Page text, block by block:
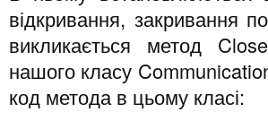
відкривання, закривання
викликається метод
нашого класу
код метода в цьому класі: